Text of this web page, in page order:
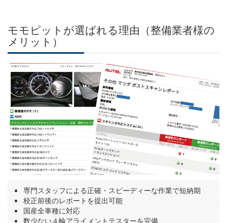
モモピットが選ばれる理由（整備業者様の
メリット）
専門スタッフによる正確・スピーディーな作業で短納期
校正前後のレポートを提出可能
国産全車種に対応
数少ない４輪アライメントテスターを完備